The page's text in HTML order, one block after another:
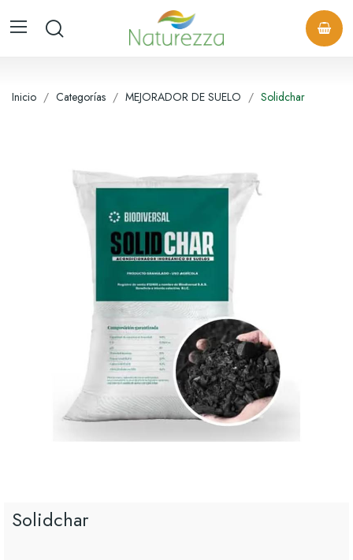
Inicio Categorías MEJORADOR DE SUELO Solidchar
Solidchar